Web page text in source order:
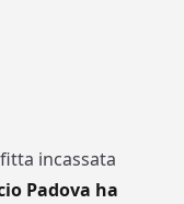
incassata
Padova ha